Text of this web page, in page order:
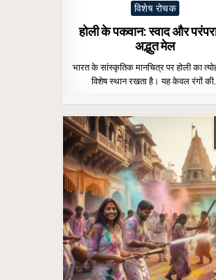
Posted
विशेष रोचक
होली के पकवान: स्वाद और
अद्भुत मेल
भारत के सांस्कृतिक मानचित्र पर होली का
विशेष स्थान रखता है। यह केवल रंगों